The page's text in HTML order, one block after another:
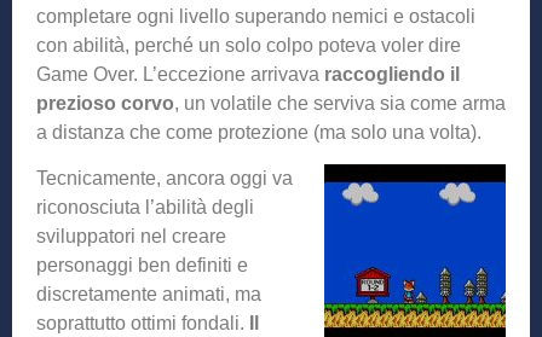
completare ogni livello superando nemici e ostacoli
con abilità, perché un solo colpo poteva voler dire
Game Over. L’eccezione arrivava raccogliendo il
prezioso corvo, un volatile che serviva sia come arma
a distanza che come protezione (ma solo una volta).
Tecnicamente, ancora oggi va
riconosciuta l’abilità degli
sviluppatori nel creare
personaggi ben definiti e
discretamente animati, ma
soprattutto ottimi fondali.